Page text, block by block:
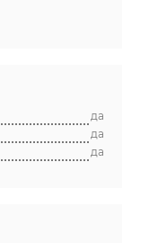
да
да
да